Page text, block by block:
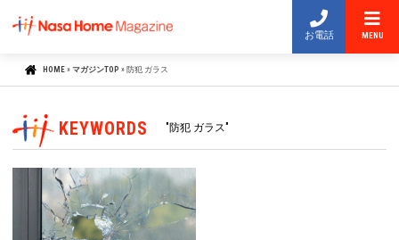
MENU
お電話
HOME » マガジンTOP » 防犯 ガラス
KEYWORDS "防犯 ガラス"